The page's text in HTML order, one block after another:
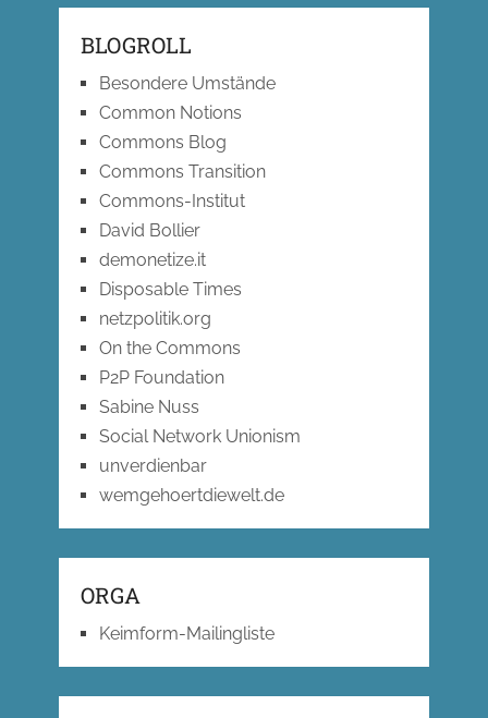
BLOGROLL
Besondere Umstände
Common Notions
Commons Blog
Commons Transition
Commons-Institut
David Bollier
demonetize.it
Disposable Times
netzpolitik.org
On the Commons
P2P Foundation
Sabine Nuss
Social Network Unionism
unverdienbar
wemgehoertdiewelt.de
ORGA
Keimform-Mailingliste